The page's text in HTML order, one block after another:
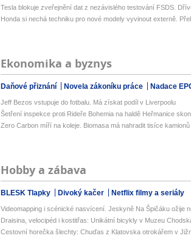
Tesla blokuje zveřejnění dat z nezávislého testování FSDS.
Honda si nechá techniku pro nové modely vyvinout externě.
Ekonomika a byznys
Daňové přiznání Novela zákoníku práce Nadace
Jeff Bezos vstupuje do fotbalu. Má získat podíl v Liverpoolu
Šetření inspekce proti Rideře Bohemia na haldě Heřmanice
Zero Carbon míří na koleje. Biomasa má nahradit tisíce kamionů
Hobby a zábava
BLESK Tlapky Divoký kačer Netflix filmy a seriály
Videomapping i scénické nasvícení. Jeskyně Na Špičáku ožije
Draisina, velocipéd i kostitřas: Unikátní bicykly v Muzeu
Cestovní horečka šlechty: Chuďas z Klatovska otrokářem v